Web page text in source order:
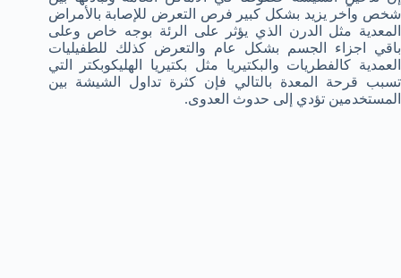
شخص وآخر يزيد بشكل كبير فرص التعرض للإصابة بالأمراض
المعدية مثل الدرن الذي يؤثر على الرئة بوجه خاص وعلى
باقي اجزاء الجسم بشكل عام والتعرض كذلك للطفيليات
العمدية كالفطريات والبكتيريا مثل بكتيريا الهليكوبكتر التي
تسبب قرحة المعدة بالتالي فإن كثرة تداول الشيشة بين
المستخدمين تؤدي إلى حدوث العدوى.